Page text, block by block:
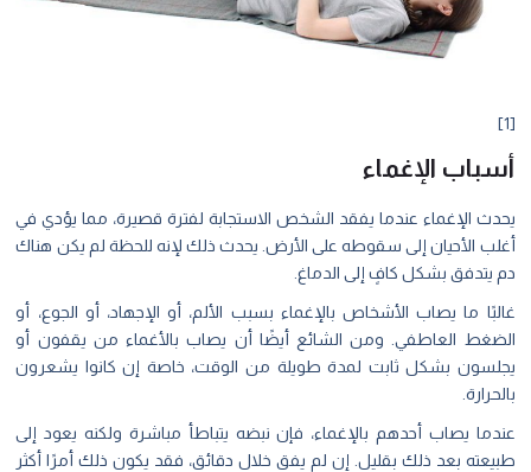
[1]
أسباب الإغماء
يحدث الإغماء عندما يفقد الشخص الاستجابة لفترة قصيرة، مما يؤدي في
أغلب الأحيان إلى سقوطه على الأرض. يحدث ذلك لإنه للحظة لم يكن هناك
دم يتدفق بشكل كافٍ إلى الدماغ.
غالبًا ما يصاب الأشخاص بالإغماء بسبب الألم، أو الإجهاد، أو الجوع، أو
الضغط العاطفي. ومن الشائع أيضًا أن يصاب بالأغماء من يقفون أو
يجلسون بشكل ثابت لمدة طويلة من الوقت، خاصة إن كانوا يشعرون
بالحرارة.
عندما يصاب أحدهم بالإغماء، فإن نبضه يتباطأ مباشرة ولكنه يعود إلى
طبيعته بعد ذلك بقليل. إن لم يفق خلال دقائق، فقد يكون ذلك أمرًا أكثر